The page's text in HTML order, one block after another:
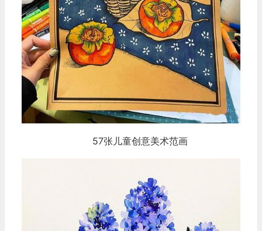
57张儿童创意美术范画